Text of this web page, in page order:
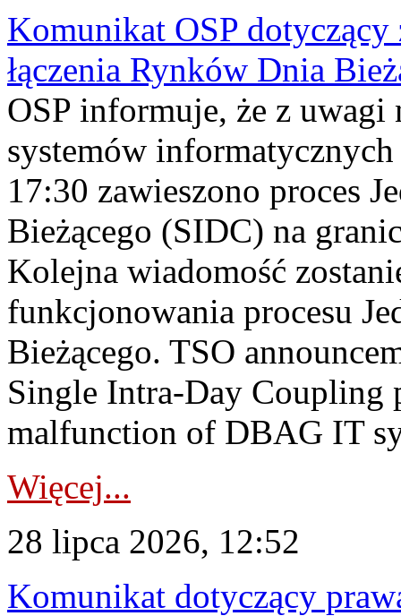
Komunikat OSP dotyczący
łączenia Rynków Dnia
OSP informuje, że z uwagi
systemów
17:30 zawieszono proces
Bieżącego (SIDC) na
Kolejna wiadomość
funkcjonowania procesu
Bieżącego. TSO
Single Intra-Day Coupling
malfunction of DBAG IT
Więcej...
28 lipca 2026, 12:52
Komunikat dotyczący